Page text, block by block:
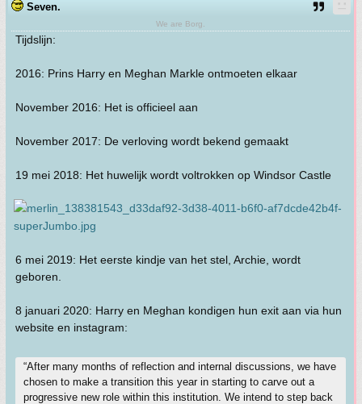
Seven.
We are Borg.
Tijdslijn:
2016: Prins Harry en Meghan Markle ontmoeten elkaar
November 2016: Het is officieel aan
November 2017: De verloving wordt bekend gemaakt
19 mei 2018: Het huwelijk wordt voltrokken op Windsor Castle
6 mei 2019: Het eerste kindje van het stel, Archie, wordt
geboren.
8 januari 2020: Harry en Meghan kondigen hun exit aan via hun
website en instagram:
“After many months of reflection and internal discussions, we have
chosen to make a transition this year in starting to carve out a
progressive new role within this institution. We intend to step back